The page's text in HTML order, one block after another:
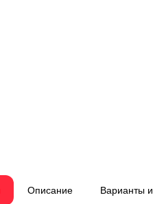
Описание Варианты